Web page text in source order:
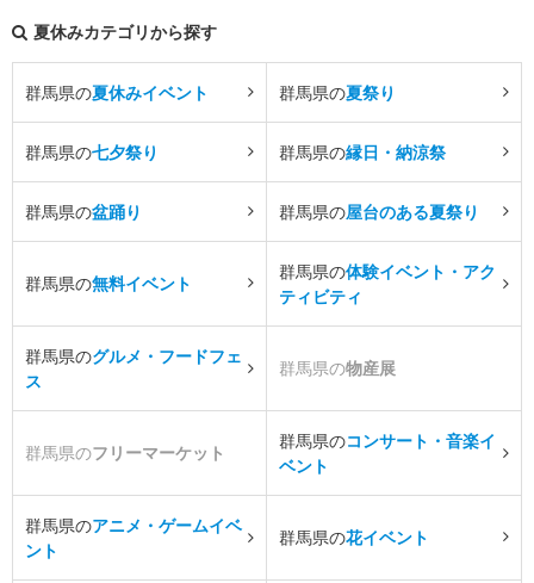
夏休みカテゴリから探す
群馬県の夏休みイベント 群馬県の夏祭り
群馬県の七夕祭り 群馬県の縁日・納涼祭
群馬県の盆踊り 群馬県の屋台のある夏祭り
群馬県の無料イベント
群馬県の体験イベント・アク
ティビティ
群馬県のグルメ・フードフェ
ス
群馬県の物産展
群馬県のフリーマーケット
群馬県のコンサート・音楽イ
ベント
群馬県のアニメ・ゲームイベ
ント
群馬県の花イベント